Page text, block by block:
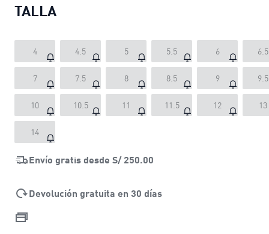
TALLA
4 4.5 5 5.5 6 6.5
7 7.5 8 8.5 9 9.5
10 10.5 11 11.5 12 13
14
Envío gratis desde S/ 250.00
Devolución gratuita en 30 días